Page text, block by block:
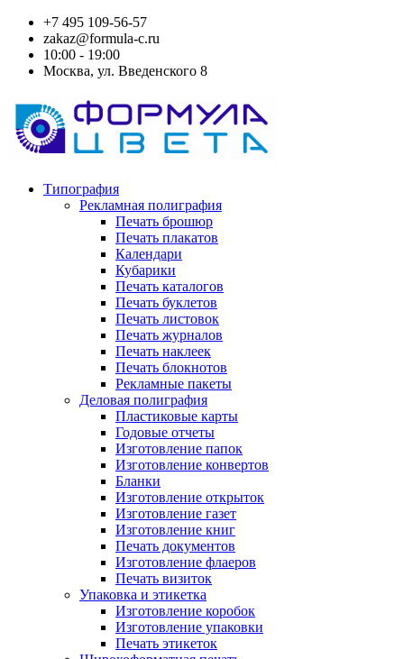
+7 495 109-56-57
zakaz@formula-c.ru
10:00 - 19:00
Москва, ул. Введенского 8
Типография
Рекламная полиграфия
Печать брошюр
Печать плакатов
Календари
Кубарики
Печать каталогов
Печать буклетов
Печать листовок
Печать журналов
Печать наклеек
Печать блокнотов
Рекламные пакеты
Деловая полиграфия
Пластиковые карты
Годовые отчеты
Изготовление папок
Изготовление конвертов
Бланки
Изготовление открыток
Изготовление газет
Изготовление книг
Печать документов
Изготовление флаеров
Печать визиток
Упаковка и этикетка
Изготовление коробок
Изготовление упаковки
Печать этикеток